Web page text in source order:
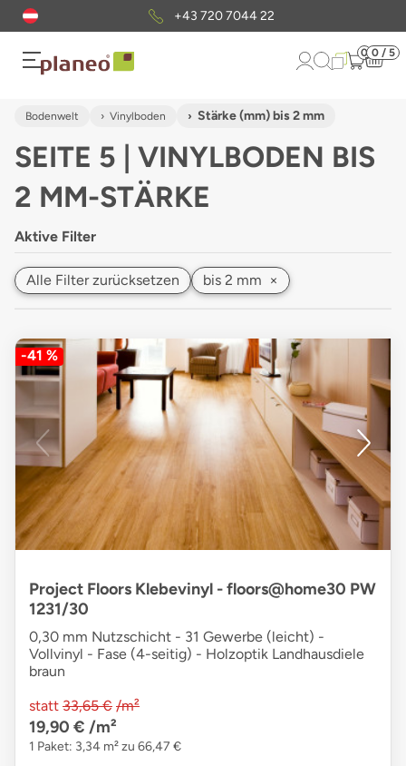
KostenloserMusterversand
0 0 / 5
Bodenwelt Vinylboden Stärke (mm) bis 2 mm
SEITE 5 | VINYLBODEN BIS
2 MM-STÄRKE
Aktive Filter
Alle Filter zurücksetzen bis 2 mm ×
-41 %
Project Floors Klebevinyl - floors@home30 PW
1231/30
0,30 mm Nutzschicht - 31 Gewerbe (leicht) -
Vollvinyl - Fase (4-seitig) - Holzoptik Landhausdiele
braun
statt 33,65 € /m²
19,90 € /m²
1 Paket: 3,34 m² zu 66,47 €